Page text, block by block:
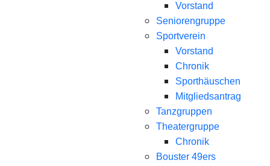
Vorstand
Seniorengruppe
Sportverein
Vorstand
Chronik
Sporthäuschen
Mitgliedsantrag
Tanzgruppen
Theatergruppe
Chronik
Bouster 49ers